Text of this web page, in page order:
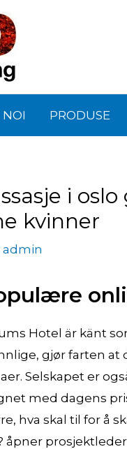
NOI PRODUSE
i
kvinner
admin
Hotel är känt
gjør farten
Selskapet er
med dagens
hva skal til for å
åpner